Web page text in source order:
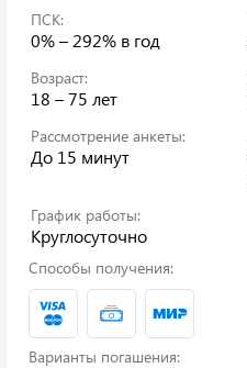
ПСК:
0% – 292% в год
Возраст:
18 – 75 лет
Рассмотрение анкеты:
До 15 минут
График работы:
Круглосуточно
Способы получения:
Варианты погашения: